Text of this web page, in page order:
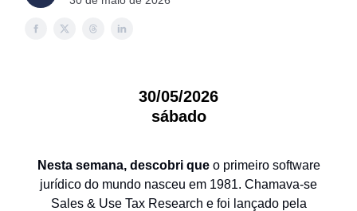
30/05/2026
sábado
Nesta semana, descobri queo primeiro software
jurídico do mundo nasceu em 1981. Chamava-se
Sales & Use Tax Research e foi lançado pela